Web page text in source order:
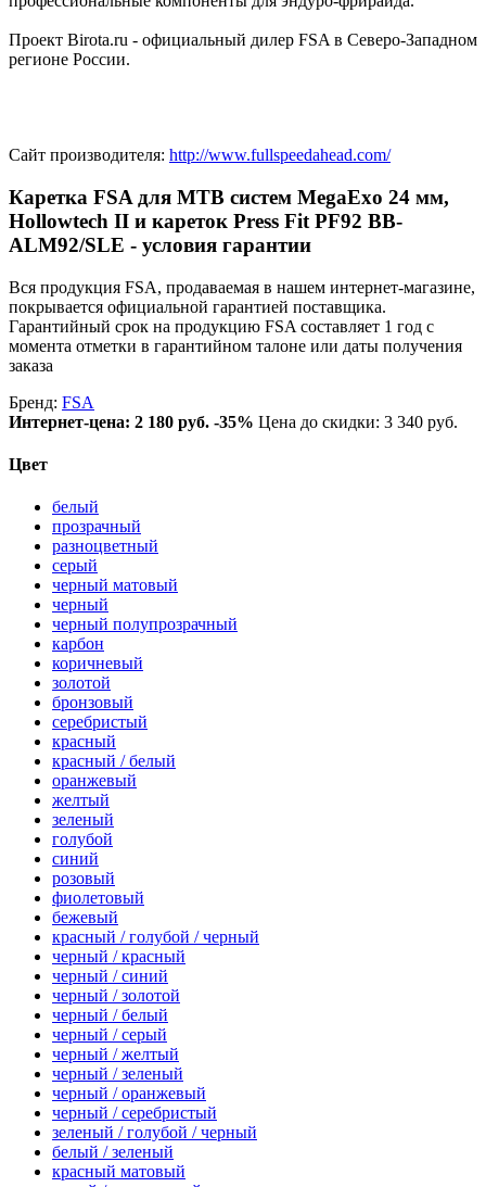
Проект Birota.ru - официальный дилер FSA в Северо-Западном
регионе России.
Сайт производителя: http://www.fullspeedahead.com/
Каретка FSA для MTB систем MegaExo 24 мм,
Hollowtech II и кареток Press Fit PF92 BB-
ALM92/SLE - условия гарантии
Вся продукция FSA, продаваемая в нашем интернет-магазине,
покрывается официальной гарантией поставщика.
Гарантийный срок на продукцию FSA составляет 1 год с
момента отметки в гарантийном талоне или даты получения
заказа
Бренд: FSA
Интернет-цена: 2 180 руб. -35% Цена до скидки: 3 340 руб.
Цвет
белый
прозрачный
разноцветный
серый
черный матовый
черный
черный полупрозрачный
карбон
коричневый
золотой
бронзовый
серебристый
красный
красный / белый
оранжевый
желтый
зеленый
голубой
синий
розовый
фиолетовый
бежевый
красный / голубой / черный
черный / красный
черный / синий
черный / золотой
черный / белый
черный / серый
черный / желтый
черный / зеленый
черный / оранжевый
черный / серебристый
зеленый / голубой / черный
белый / зеленый
красный матовый